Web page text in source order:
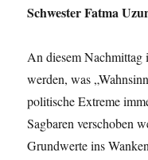
Schwester Fatma
An diesem Nachmittag
werden, was
politische Extreme
Sagbaren verschoben
Grundwerte ins